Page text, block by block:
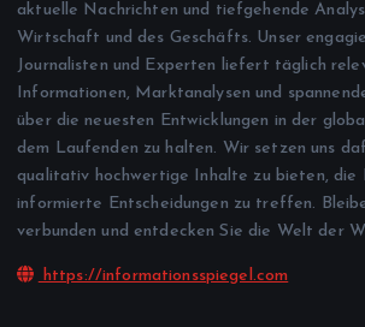
aktuelle Nachrichten und tiefgehende
Wirtschaft und des Geschäfts. Unser
Journalisten und Experten liefert täglich
Informationen, Marktanalysen und
über die neuesten Entwicklungen in der
dem Laufenden zu halten. Wir setzen uns
qualitativ hochwertige Inhalte zu bieten, die
informierte Entscheidungen zu treffen.
verbunden und entdecken Sie die Welt der
https://informationsspiegel.com